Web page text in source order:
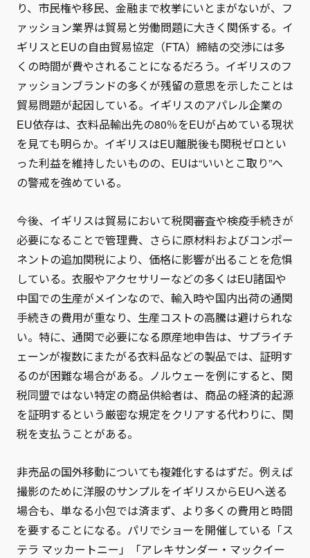
り、市民権や移民、金融まで枚挙にいとまがないが、フ
ァッション業界は貿易と労働問題に大きく関係する。イ
ギリスとEUの自由貿易協定（FTA）締結の交渉には多
くの時間が費やされることになるだろう。イギリスのフ
ァッションブランドの多くが残留の意思を示したことは
貿易問題が起因している。イギリスのアパレル企業の
EU依存は、衣料品輸出先の80％をEUが占めている現状
を見ても明らか。イギリスはEU離脱後も関税ゼロとい
った利益を維持したいものの、EUは“いいとこ取り”へ
の警戒を強めている。
今後、イギリスは貿易において税関審査や検疫手続きが
必要になることで管理費、さらに原材料およびコンポー
ネントの追加関税により、価格に影響が出ることを危惧
している。衣服やアクセサリーなどの多くはEU諸国や
中国での生産がメインなので、輸入時や国内出荷の通関
手続きの費用が重なり、生産コストの高騰は避けられな
い。特に、通関で必要になる原産地申告は、サプライチ
ェーンが複数にまたがる衣料品などの製品では、証明す
るのが困難な場合がある。ノルウェーを例にすると、関
税同盟ではない特定の商品供給者は、商品の経済的起源
を証明するという厳密な規定をクリアする代わりに、関
税を支払うことがある。
非売品の国外移動についても複雑化するはずだ。例えば
撮影のために洋服のサンプルをイギリスからEUへ送る
場合も、単なる小包では済まず、より多くの費用と時間
を要することになる。パリでショーを開催している「ス
テラ マッカートニー」「アレキサンダー・マックイー